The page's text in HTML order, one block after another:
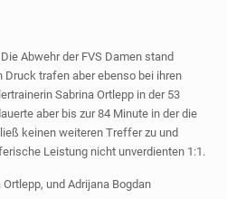
Abwehr der FVS Damen stand
Druck trafen aber ebenso bei ihren
Sabrina Ortlepp in der 53
aber bis zur 84 Minute in der die
keinen weiteren Treffer zu und
Leistung nicht unverdienten 1:1.
und Adrijana Bogdan